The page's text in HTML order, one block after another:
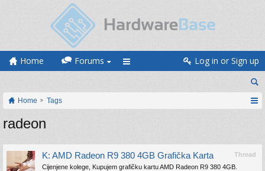
Home Forums Log in or Sign up
Home Tags
radeon
Thread
K: AMD Radeon R9 380 4GB Grafička Karta
Cijenjene kolege, Kupujem grafičku kartu AMD Radeon R9 380 4GB.